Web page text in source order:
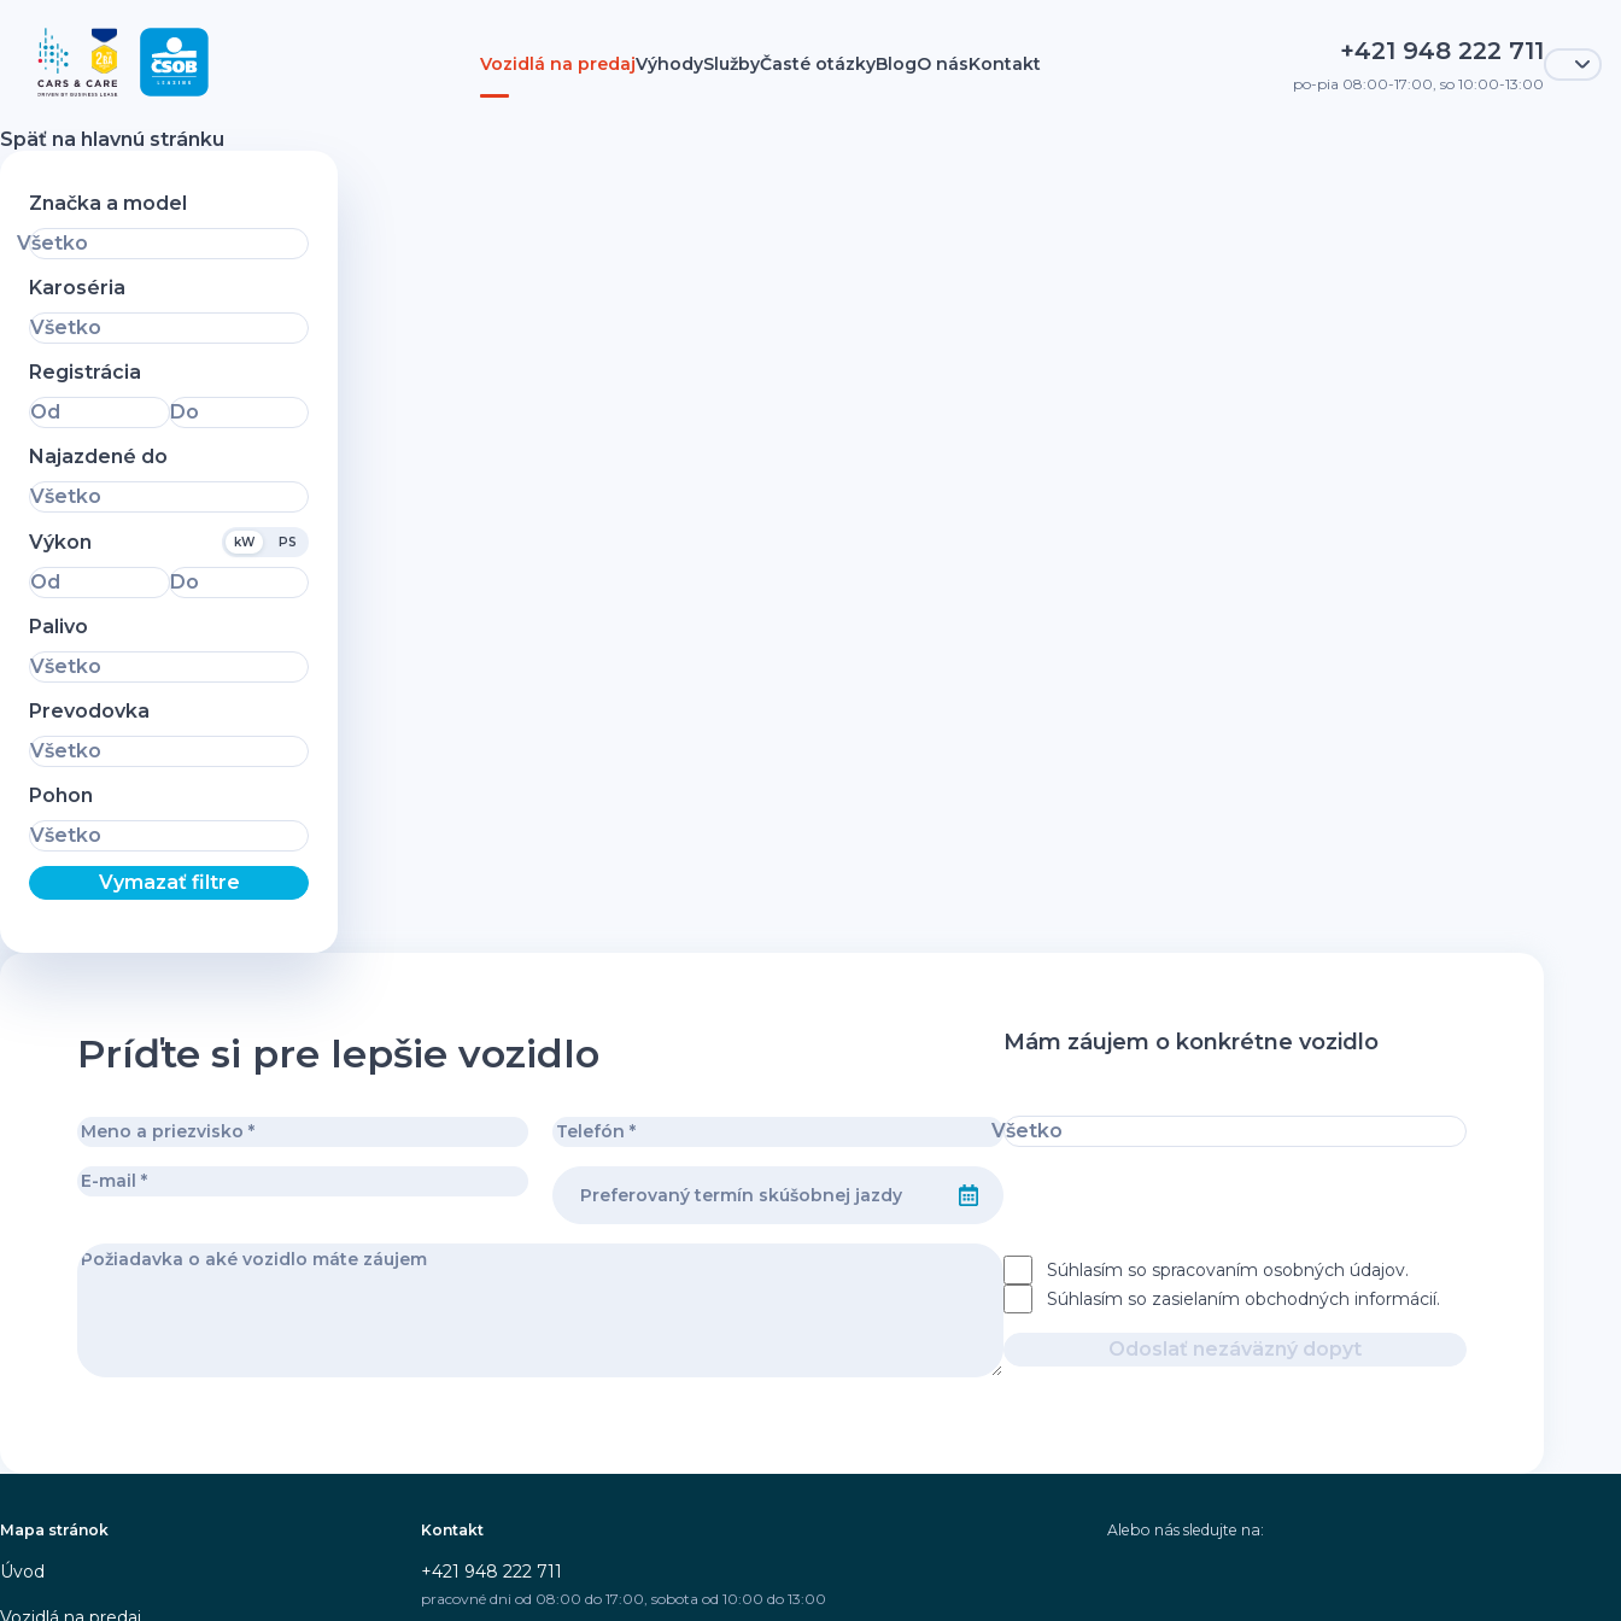
Vozidlá na predajVýhodySlužbyČasté otázkyBlogO násKontakt +421 948 222 711
po-pia 08:00-17:00, so 10:00-13:00
Späť na hlavnú stránku
Značka a model
Všetko
Karoséria
Všetko
Registrácia
Od
Do
Najazdené do
Všetko
Výkon
kW PS
Od
Do
Palivo
Všetko
Prevodovka
Všetko
Pohon
Všetko
Vymazať filtre
Príďte si pre lepšie vozidlo Mám záujem o konkrétne vozidlo
Všetko
Súhlasím so spracovaním osobných údajov.
Súhlasím so zasielaním obchodných informácií.
Odoslať nezáväzný dopyt
Mapa stránok
Úvod
Kontakt
+421 948 222 711
pracovné dni od 08:00 do 17:00, sobota od 10:00 do 13:00
Alebo nás sledujte na: